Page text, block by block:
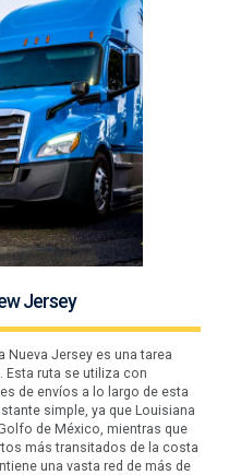
Jersey
Nueva Jersey es una tarea
Esta ruta se utiliza con
de envíos a lo largo de esta
simple, ya que Louisiana
de México, mientras que
más transitados de la costa
una vasta red de más de